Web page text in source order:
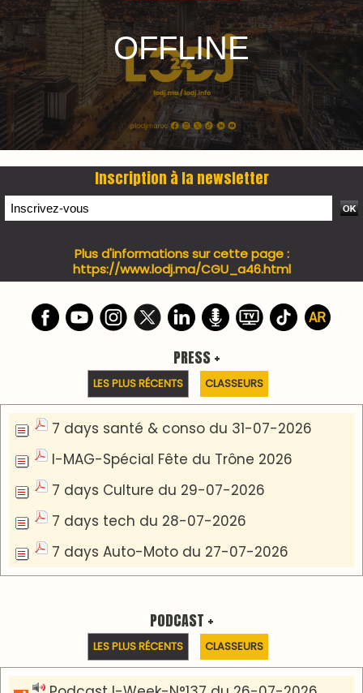
LES PLUS RÉCENTS CLASSEURS
7 days santé & conso du 31-07-2026
I-MAG-Spécial Fête du Trône 2026
7 days Culture du 29-07-2026
7 days Auto-Moto du 27-07-2026
PODCAST +
LES PLUS RÉCENTS CLASSEURS
Podcast I-Week-N°137 du 26-07-2026
Podcast Eco-Business du 20-07-2026
Podcast IA-MAG-07 du 22-07-2026
Podcast I-Week N°136-19-07-2026
Podcast I-débats N31 du 18-07-2026
Communiqué de presse
Marrakech : le Musée Yves Saint Laurent fait du
mois d'août un rendez-vous incontournable